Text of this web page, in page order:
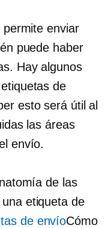
enviar
puede haber
Hay algunos
de
esto será útil al
las áreas
envío.
de las
etiqueta de
de envíoCómo